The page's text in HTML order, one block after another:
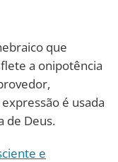
que
a onipotência
é usada
de Deus.
e